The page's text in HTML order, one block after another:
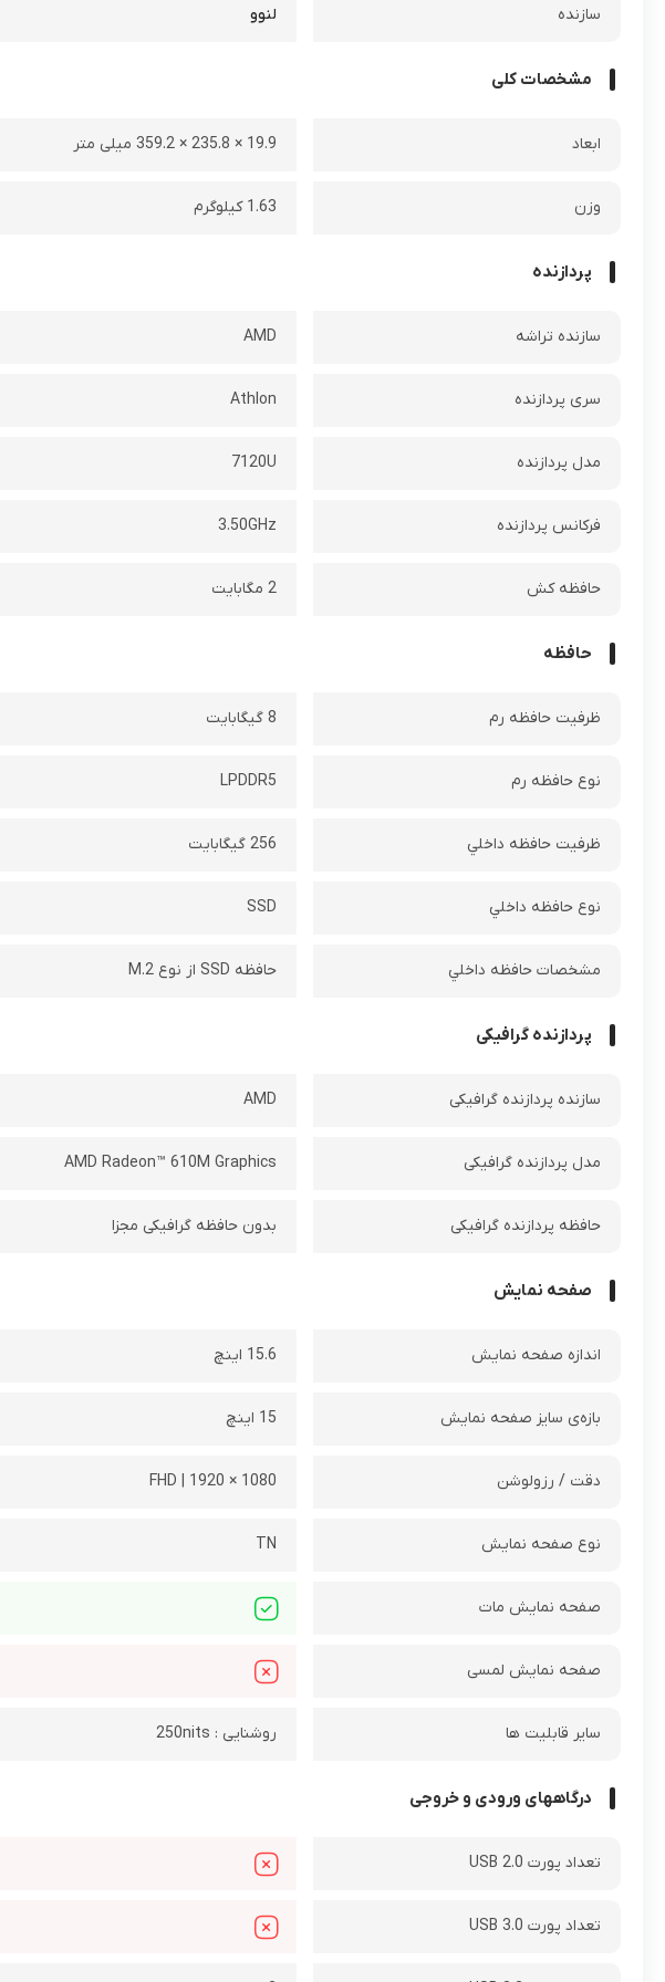
سازنده لنوو
مشخصات کلی
ابعاد 19.9 × 235.8 × 359.2 میلی متر
وزن 1.63 کیلوگرم
پردازنده
سازنده تراشه AMD
سری پردازنده Athlon
مدل پردازنده 7120U
فرکانس پردازنده‌ 3.50GHz
حافظه کش 2 مگابایت
حافظه
ظرفيت حافظه رم 8 گیگابایت
نوع حافظه رم LPDDR5
ظرفيت حافظه داخلي 256 گيگابايت
نوع حافظه داخلي SSD
مشخصات حافظه داخلي حافظه SSD‌ از نوع M.2
پردازنده گرافیکی
سازنده پردازنده گرافیکی AMD
مدل پردازنده گرافیکی AMD Radeon™ 610M Graphics
حافظه پردازنده گرافیکی بدون حافظه گرافیکی مجزا
صفحه نمایش
اندازه صفحه نمایش 15.6 اینچ
بازه‌ی سایز صفحه نمایش 15 اینچ
دقت / رزولوشن 1080 × 1920 | FHD
نوع صفحه نمایش TN
صفحه نمایش مات
صفحه نمایش لمسی
سایر قابلیت ها روشنایی : 250nits
درگاههای ورودی و خروجی
تعداد پورت USB 2.0
تعداد پورت USB 3.0